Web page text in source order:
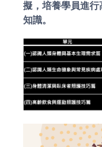
擬，培養學員進
知識。